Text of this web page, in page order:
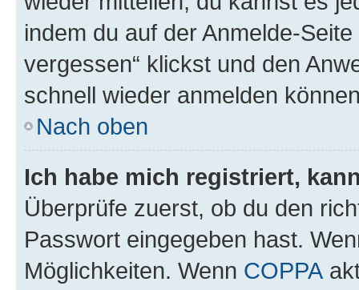
indem du auf der Anmelde-
vergessen“ klickst und den
schnell wieder anmelden
Nach oben
Ich habe mich registriert,
Überprüfe zuerst, ob du den
Passwort eingegeben hast.
Möglichkeiten. Wenn COPPA